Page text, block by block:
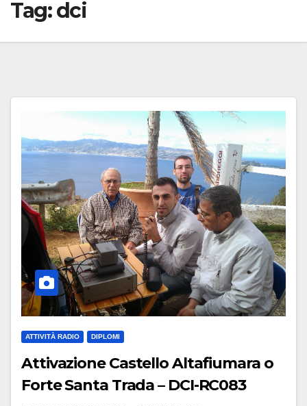
Tag:dci
ATTIVITÀ RADIO DIPLOMI
Attivazione Castello Altafiumara o
Forte Santa Trada – DCI-RC083